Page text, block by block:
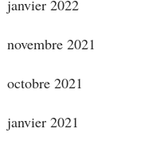
janvier 2022
novembre 2021
octobre 2021
janvier 2021